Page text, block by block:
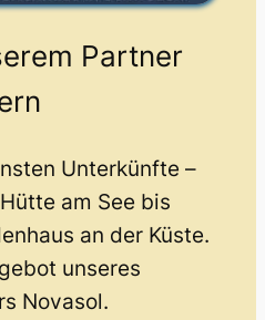
Partner
Unterkünfte –
am See bis
an der Küste.
unseres
Novasol.